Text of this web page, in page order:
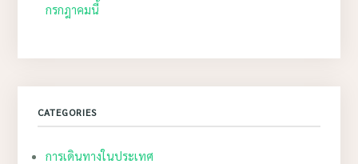
กรกฎาคมนี้
CATEGORIES
การเดินทางในประเทศ